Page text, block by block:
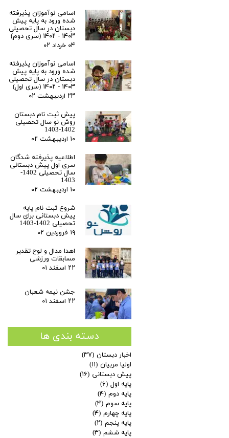
اسامی نوآموزان پذیرفته
شده ورود به پایه پیش
دبستان در سال تحصیلی
۱۴۰۳ - ۱۴۰۲ (سری دوم)
۰۴ خرداد ۰۲
اسامی نوآموزان پذیرفته
شده ورود به پایه پیش
دبستان در سال تحصیلی
۱۴۰۳ - ۱۴۰۲ (سری اول)
۲۳ اردیبهشت ۰۲
پیش ثبت نام دبستان
روش نو سال تحصیلی
1402-1403
۱۰ اردیبهشت ۰۲
اطلاعیه پذیرفته شدگان
سری اول پیش دبستانی
سال تحصیلی 1402-
1403
۱۰ اردیبهشت ۰۲
شروع ثبت نام پایه
پیش دبستانی برای سال
تحصیلی 1402-1403
۱۹ فروردین ۰۲
اهدا مدال و لوح تقدیر
مسابقات ورزشی
۲۲ اسفند ۰۱
جشن نیمه شعبان
۲۲ اسفند ۰۱
دسته بندی ها
اخبار دبستان (۳۷)
اولیا مربیان (۱۱)
پیش دبستانی (۱۶)
پایه اول (۶)
پایه دوم (۴)
پایه سوم (۴)
پایه چهارم (۴)
پایه پنجم (۲)
پایه ششم (۳)